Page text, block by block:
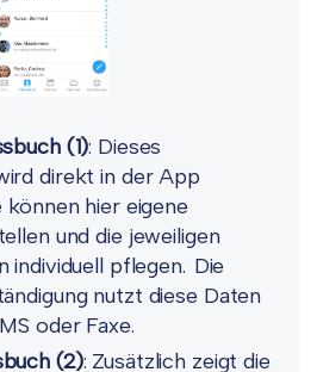
(1): Dieses
direkt in der App
hier eigene
und die jeweiligen
individuell pflegen. Die
nutzt diese Daten
oder Faxe.
(2): Zusätzlich zeigt die